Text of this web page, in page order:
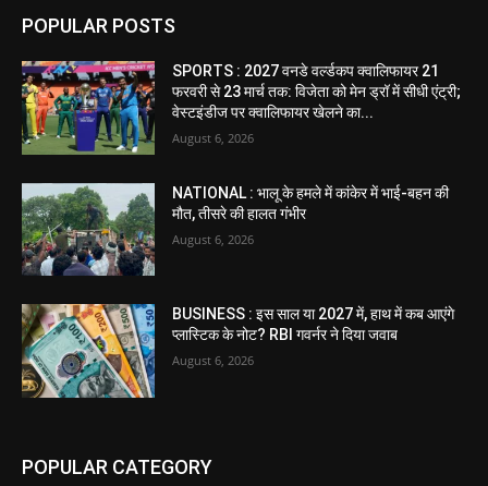
POPULAR POSTS
SPORTS : 2027 वनडे वर्ल्डकप क्वालिफायर 21
फरवरी से 23 मार्च तक: विजेता को मेन ड्रॉ में सीधी एंट्री;
वेस्टइंडीज पर क्वालिफायर खेलने का...
August 6, 2026
NATIONAL : भालू के हमले में कांकेर में भाई-बहन की
मौत, तीसरे की हालत गंभीर
August 6, 2026
BUSINESS : इस साल या 2027 में, हाथ में कब आएंगे
प्लास्टिक के नोट? RBI गवर्नर ने दिया जवाब
August 6, 2026
POPULAR CATEGORY